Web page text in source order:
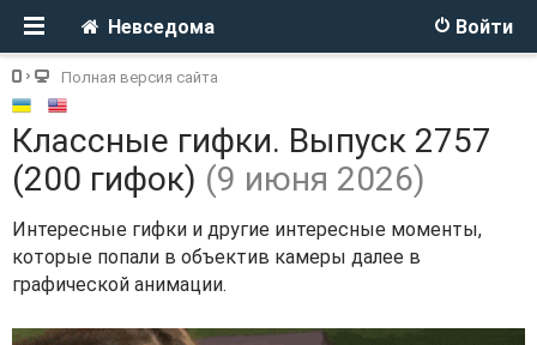
Войти
Невседома
Полная версия сайта
Классные гифки. Выпуск 2757
(200 гифок) (9 июня 2026)
Интересные гифки и другие интересные моменты,
которые попали в объектив камеры далее в
графической анимации.